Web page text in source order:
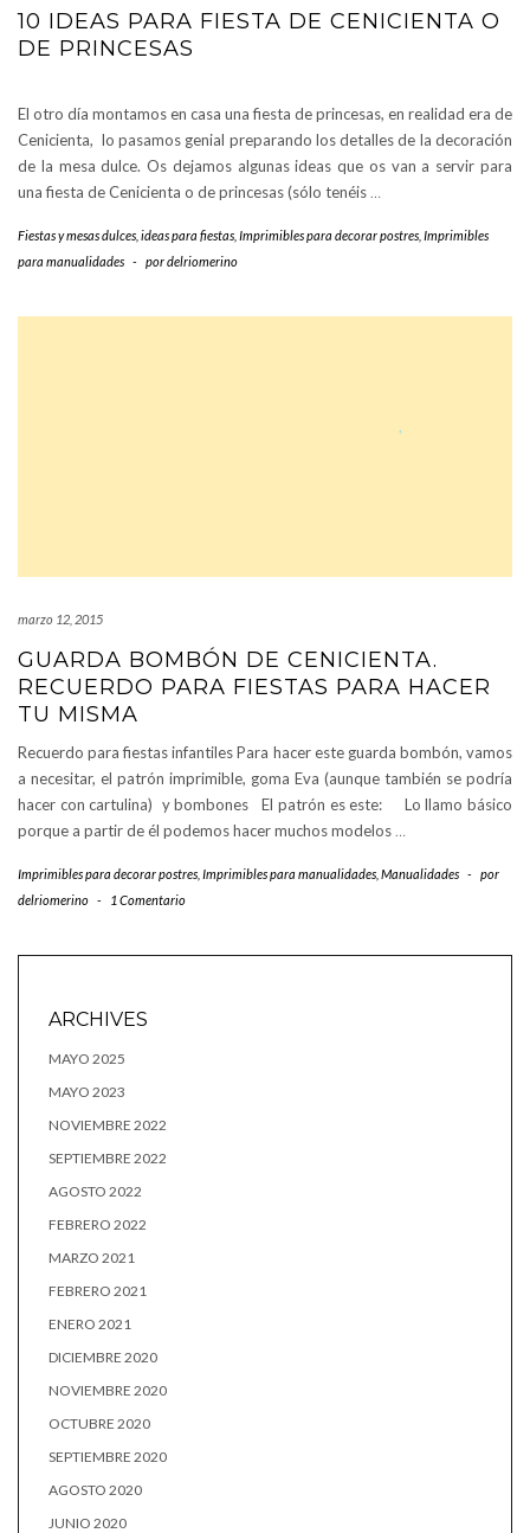
10 IDEAS PARA FIESTA DE CENICIENTA O
DE PRINCESAS
El otro día montamos en casa una fiesta de princesas, en realidad era de
Cenicienta, lo pasamos genial preparando los detalles de la decoración
de la mesa dulce. Os dejamos algunas ideas que os van a servir para
una fiesta de Cenicienta o de princesas (sólo tenéis …
Fiestas y mesas dulces ideas para fiestas Imprimibles para decorar postres Imprimibles
para manualidades - pordelriomerino
marzo 12, 2015
GUARDA BOMBÓN DE CENICIENTA.
RECUERDO PARA FIESTAS PARA HACER
TU MISMA
Recuerdo para fiestas infantiles Para hacer este guarda bombón, vamos
a necesitar, el patrón imprimible, goma Eva (aunque también se podría
hacer con cartulina) y bombones El patrón es este: Lo llamo básico
porque a partir de él podemos hacer muchos modelos …
Imprimibles para decorar postres Imprimibles para manualidades Manualidades -
por
delriomerino - 1 Comentario
ARCHIVES
MAYO 2025
MAYO 2023
NOVIEMBRE 2022
SEPTIEMBRE 2022
AGOSTO 2022
FEBRERO 2022
MARZO 2021
FEBRERO 2021
ENERO 2021
DICIEMBRE 2020
NOVIEMBRE 2020
OCTUBRE 2020
SEPTIEMBRE 2020
AGOSTO 2020
JUNIO 2020